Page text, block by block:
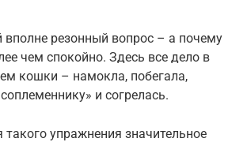
вполне резонный вопрос – а почему
чем спокойно. Здесь все дело в
кошки – намокла, побегала,
и согрелась.
упражнения значительное